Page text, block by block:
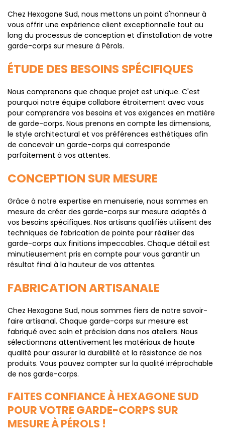
Chez Hexagone Sud, nous mettons un point d'honneur à
vous offrir une expérience client exceptionnelle tout au
long du processus de conception et d'installation de votre
garde-corps sur mesure à Pérols.
ÉTUDE DES BESOINS SPÉCIFIQUES
Nous comprenons que chaque projet est unique. C'est
pourquoi notre équipe collabore étroitement avec vous
pour comprendre vos besoins et vos exigences en matière
de garde-corps. Nous prenons en compte les dimensions,
le style architectural et vos préférences esthétiques afin
de concevoir un garde-corps qui corresponde
parfaitement à vos attentes.
CONCEPTION SUR MESURE
Grâce à notre expertise en menuiserie, nous sommes en
mesure de créer des garde-corps sur mesure adaptés à
vos besoins spécifiques. Nos artisans qualifiés utilisent des
techniques de fabrication de pointe pour réaliser des
garde-corps aux finitions impeccables. Chaque détail est
minutieusement pris en compte pour vous garantir un
résultat final à la hauteur de vos attentes.
FABRICATION ARTISANALE
Chez Hexagone Sud, nous sommes fiers de notre savoir-
faire artisanal. Chaque garde-corps sur mesure est
fabriqué avec soin et précision dans nos ateliers. Nous
sélectionnons attentivement les matériaux de haute
qualité pour assurer la durabilité et la résistance de nos
produits. Vous pouvez compter sur la qualité irréprochable
de nos garde-corps.
FAITES CONFIANCE À HEXAGONE SUD
POUR VOTRE GARDE-CORPS SUR
MESURE À PÉROLS !